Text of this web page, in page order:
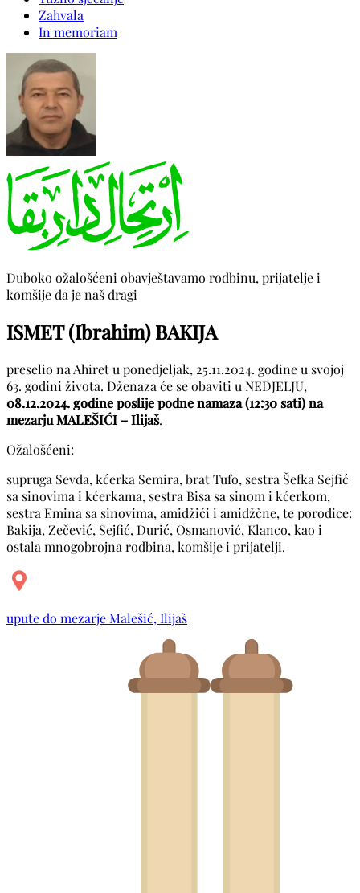
Zahvala
In memoriam
Duboko ožalošćeni obavještavamo rodbinu, prijatelje i
komšije da je naš dragi
ISMET (Ibrahim) BAKIJA
preselio na Ahiret u ponedjeljak, 25.11.2024. godine u svojoj
63. godini života. Dženaza će se obaviti u NEDJELJU,
08.12.2024. godine poslije podne namaza (12:30 sati) na
mezarju MALEŠIĆI – Ilijaš.
Ožalošćeni:
supruga Sevda, kćerka Semira, brat Tufo, sestra Šefka Sejfić
sa sinovima i kćerkama, sestra Bisa sa sinom i kćerkom,
sestra Emina sa sinovima, amidžići i amidžčne, te porodice:
Bakija, Zečević, Sejfić, Durić, Osmanović, Klanco, kao i
ostala mnogobrojna rodbina, komšije i prijatelji.
upute do mezarje Malešić, Ilijaš